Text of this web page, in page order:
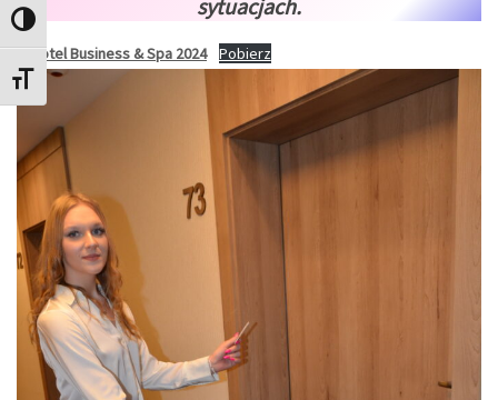
Przełącz wysoki kontrast
Zmień rozmiar czcionek
sytuacjach.
Z-Hotel Business & Spa 2024 Pobierz